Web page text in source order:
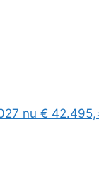
nu €